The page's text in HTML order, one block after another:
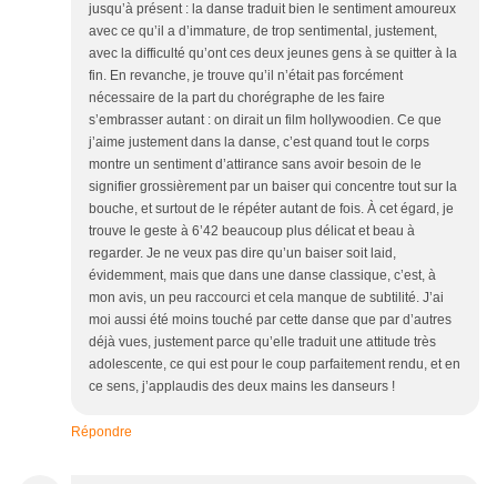
jusqu’à présent : la danse traduit bien le sentiment amoureux
avec ce qu’il a d’immature, de trop sentimental, justement,
avec la difficulté qu’ont ces deux jeunes gens à se quitter à la
fin. En revanche, je trouve qu’il n’était pas forcément
nécessaire de la part du chorégraphe de les faire
s’embrasser autant : on dirait un film hollywoodien. Ce que
j’aime justement dans la danse, c’est quand tout le corps
montre un sentiment d’attirance sans avoir besoin de le
signifier grossièrement par un baiser qui concentre tout sur la
bouche, et surtout de le répéter autant de fois. À cet égard, je
trouve le geste à 6’42 beaucoup plus délicat et beau à
regarder. Je ne veux pas dire qu’un baiser soit laid,
évidemment, mais que dans une danse classique, c’est, à
mon avis, un peu raccourci et cela manque de subtilité. J’ai
moi aussi été moins touché par cette danse que par d’autres
déjà vues, justement parce qu’elle traduit une attitude très
adolescente, ce qui est pour le coup parfaitement rendu, et en
ce sens, j’applaudis des deux mains les danseurs !
Répondre